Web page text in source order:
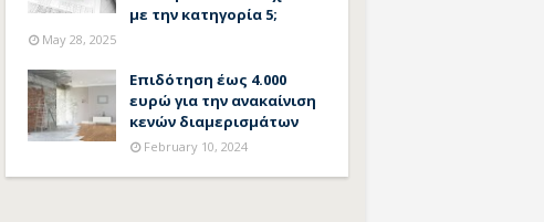
με την κατηγορία 5;
May 28, 2025
Επιδότηση έως 4.000
ευρώ για την ανακαίνιση
κενών διαμερισμάτων
February 10, 2024